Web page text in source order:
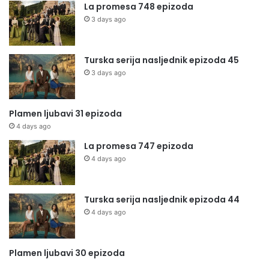
La promesa 748 epizoda
3 days ago
Turska serija nasljednik epizoda 45
3 days ago
Plamen ljubavi 31 epizoda
4 days ago
La promesa 747 epizoda
4 days ago
Turska serija nasljednik epizoda 44
4 days ago
Plamen ljubavi 30 epizoda